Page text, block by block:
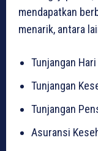
mendapatkan
menarik, antara
Tunjangan Hari
Tunjangan
Tunjangan
Asuransi